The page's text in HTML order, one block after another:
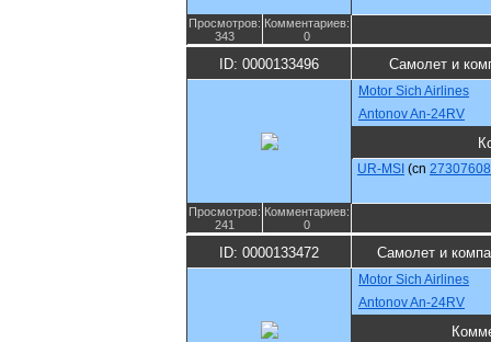
Просмотров:
343
Комментариев:
0
ID: 0000133496 Самолет и
Motor Sich Airlines
Antonov An-24RV
UR-MSI (cn 27307608
Просмотров:
241
Комментариев:
0
ID: 0000133472 Самолет и
Motor Sich Airlines
Antonov An-24RV